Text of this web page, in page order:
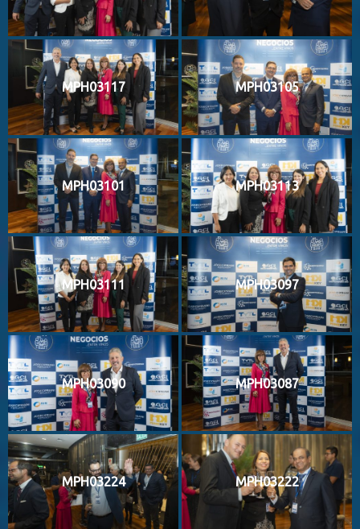
MPH03117 MPH03105
MPH03101 MPH03113
MPH03111 MPH03097
MPH03090 MPH03087
MPH03224 MPH03222